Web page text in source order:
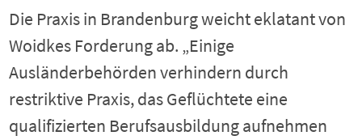
Die Praxis in Brandenburg weicht eklatant von
Woidkes Forderung ab. „Einige
Ausländerbehörden verhindern durch
restriktive Praxis, das Geflüchtete eine
qualifizierten Berufsausbildung aufnehmen